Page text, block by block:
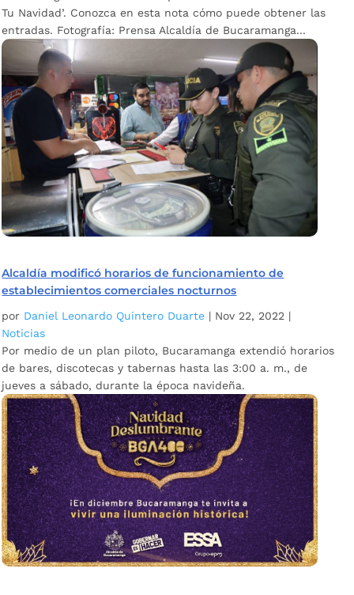
Tu Navidad’. Conozca en esta nota cómo puede obtener las
entradas. Fotografía: Prensa Alcaldía de Bucaramanga...
Alcaldía modificó horarios de funcionamiento de
establecimientos comerciales nocturnos
por Daniel Leonardo Quintero Duarte | Nov 22, 2022 |
Noticias
Por medio de un plan piloto, Bucaramanga extendió horarios
de bares, discotecas y tabernas hasta las 3:00 a. m., de
jueves a sábado, durante la época navideña.